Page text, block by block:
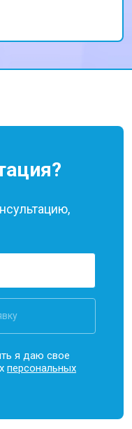
Спасибо за
я даю свое
персональных